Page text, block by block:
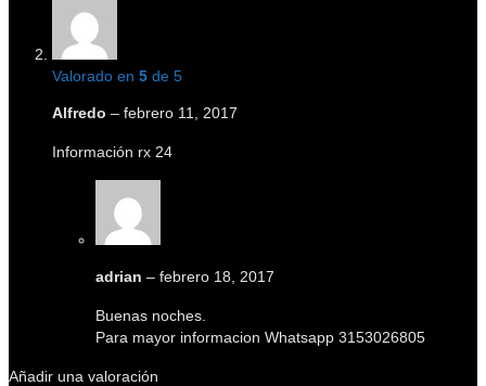
Valorado en 5 de 5
Alfredo – febrero 11, 2017
Información rx 24
adrian – febrero 18, 2017
Buenas noches.
Para mayor informacion Whatsapp 3153026805
Añadir una valoración